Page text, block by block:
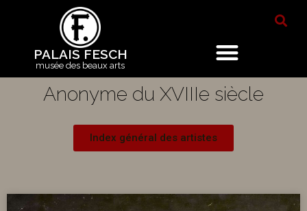
PALAIS FESCH
musée des beaux arts
Anonyme du XVIIIe siècle
Index général des artistes